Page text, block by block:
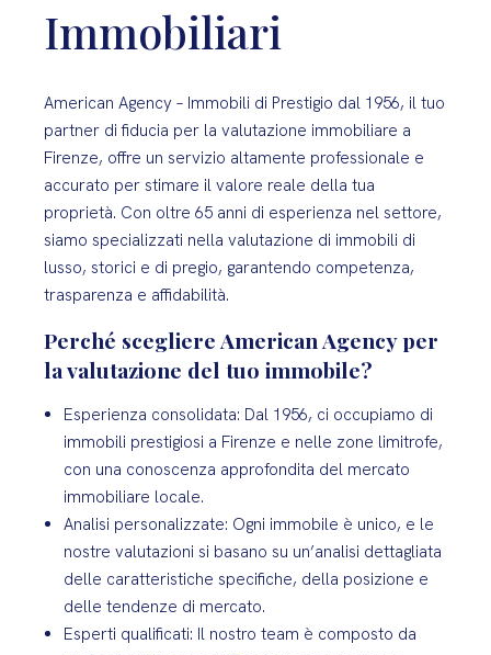
Immobiliari
American Agency – Immobili di Prestigio dal 1956, il tuo
partner di fiducia per la valutazione immobiliare a
Firenze, offre un servizio altamente professionale e
accurato per stimare il valore reale della tua
proprietà. Con oltre 65 anni di esperienza nel settore,
siamo specializzati nella valutazione di immobili di
lusso, storici e di pregio, garantendo competenza,
trasparenza e affidabilità.
Perché scegliere American Agency per
la valutazione del tuo immobile?
Esperienza consolidata: Dal 1956, ci occupiamo di
immobili prestigiosi a Firenze e nelle zone limitrofe,
con una conoscenza approfondita del mercato
immobiliare locale.
Analisi personalizzate: Ogni immobile è unico, e le
nostre valutazioni si basano su un’analisi dettagliata
delle caratteristiche specifiche, della posizione e
delle tendenze di mercato.
Esperti qualificati: Il nostro team è composto da